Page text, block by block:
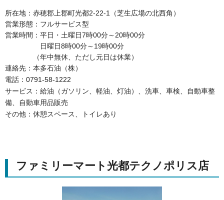
所在地：赤穂郡上郡町光都2-22-1（芝生広場の北西角）
営業形態：フルサービス型
営業時間：平日・土曜日7時00分～20時00分
日曜日8時00分～19時00分
（年中無休、ただし元日は休業）
連絡先：本多石油（株）
電話：0791-58-1222
サービス：給油（ガソリン、軽油、灯油）、洗車、車検、自動車整
備、自動車用品販売
その他：休憩スペース、トイレあり
ファミリーマート光都テクノポリス店